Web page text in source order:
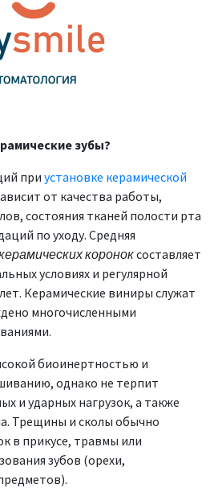
зубы?
при установке керамической
от качества работы,
состояния тканей полости рта
по уходу. Средняя
короноксоставляет
условиях и регулярной
Керамические виниры служат
многочисленными
биоинертностью и
однако не терпит
и ударных нагрузок, а также
Трещины и сколы обычно
в прикусе, травмы или
зубов (орехи,